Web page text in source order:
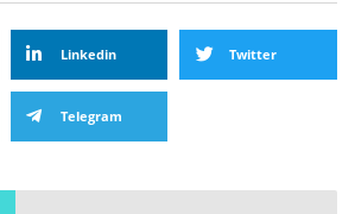
Linkedin Twitter
Telegram